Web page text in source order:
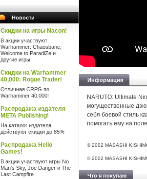
Новости
Скидки на игры Nacon!
В акции участвуют
Warhammer: Chaosbane,
Welcome to ParadiZe и
другие игры
Скидки на Warhammer
40,000: Rogue Trader!
Отличная CRPG по
Warhammer 40,000!
Распродажа издателя
META Publishing!
На каталог издателя
действуют скидки до 85%
Распродажа Hello
Games!
В акции участвуют игры No
Man's Sky, Joe Danger и The
Last Campfire
Информация
NARUTO: Ultimate
могущественные
себя боевой стиль
помогать ему на
© 2002 MASASHI
© 2002 MASASHI
Что я покупаю